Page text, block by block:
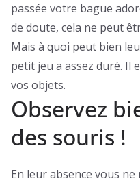
passée votre bague
de doute, cela ne peut
Mais à quoi peut bien
petit jeu a assez duré. Il
vos objets.
Observez
des souris !
En leur absence vous ne